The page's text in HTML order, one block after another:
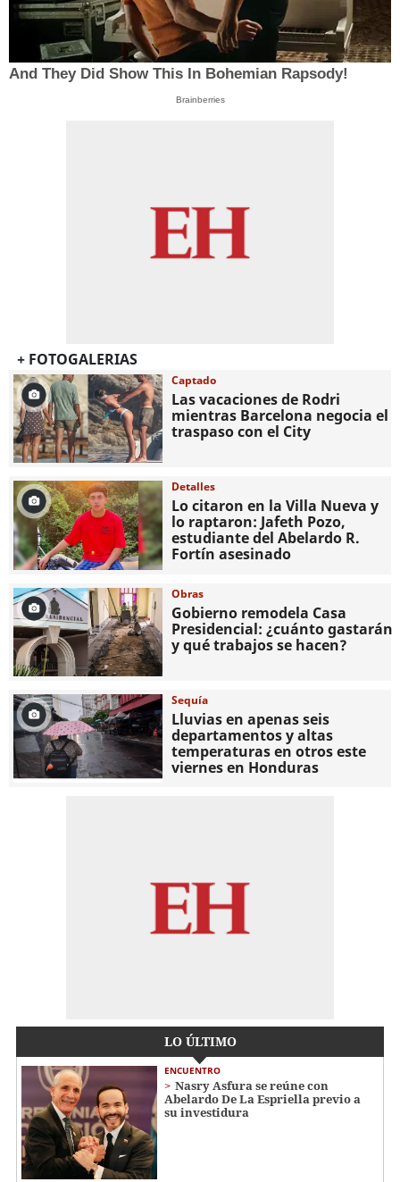
And They Did Show This In Bohemian Rapsody!
Brainberries
+ FOTOGALERIAS
Captado
Las vacaciones de Rodri
mientras Barcelona negocia el
traspaso con el City
Detalles
Lo citaron en la Villa Nueva y
lo raptaron: Jafeth Pozo,
estudiante del Abelardo R.
Fortín asesinado
Obras
Gobierno remodela Casa
Presidencial: ¿cuánto gastarán
y qué trabajos se hacen?
Sequía
Lluvias en apenas seis
departamentos y altas
temperaturas en otros este
viernes en Honduras
LO ÚLTIMO
ENCUENTRO
Nasry Asfura se reúne con
Abelardo De La Espriella previo a
su investidura